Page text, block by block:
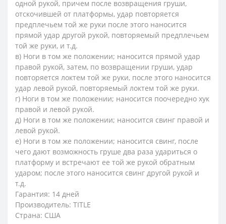
одной рукой, причем после возвращения груши,
отскочившей от платформы, удар повторяется
предплечьем той же руки после этого наносится
прямой удар другой рукой, повторяемый предплечьем
той же руки, и т.д.
в) Ноги в том же положении; наносится прямой удар
правой рукой, затем, по возвращении груши, удар
повторяется локтем той же руки, после этого наносится
удар левой рукой, повторяемый локтем той же руки.
г) Ноги в том же положении; наносится поочередно хук
правой и левой рукой.
д) Ноги в том же положении; наносится свинг правой и
левой рукой.
е) Ноги в том же положении; наносится свинг, после
чего дают возможность груше два раза удариться о
платформу и встречают ее той же рукой обратным
ударом; после этого наносится свинг другой рукой и
т.д.
Гарантия: 14 дней
Производитель: TITLE
Страна: США